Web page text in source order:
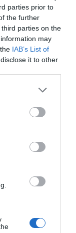
parties prior to
the further
parties on the
may
IAB’s List of
it to other
Vargas
US Coutras
de US
azul Raul
de livre direto
®